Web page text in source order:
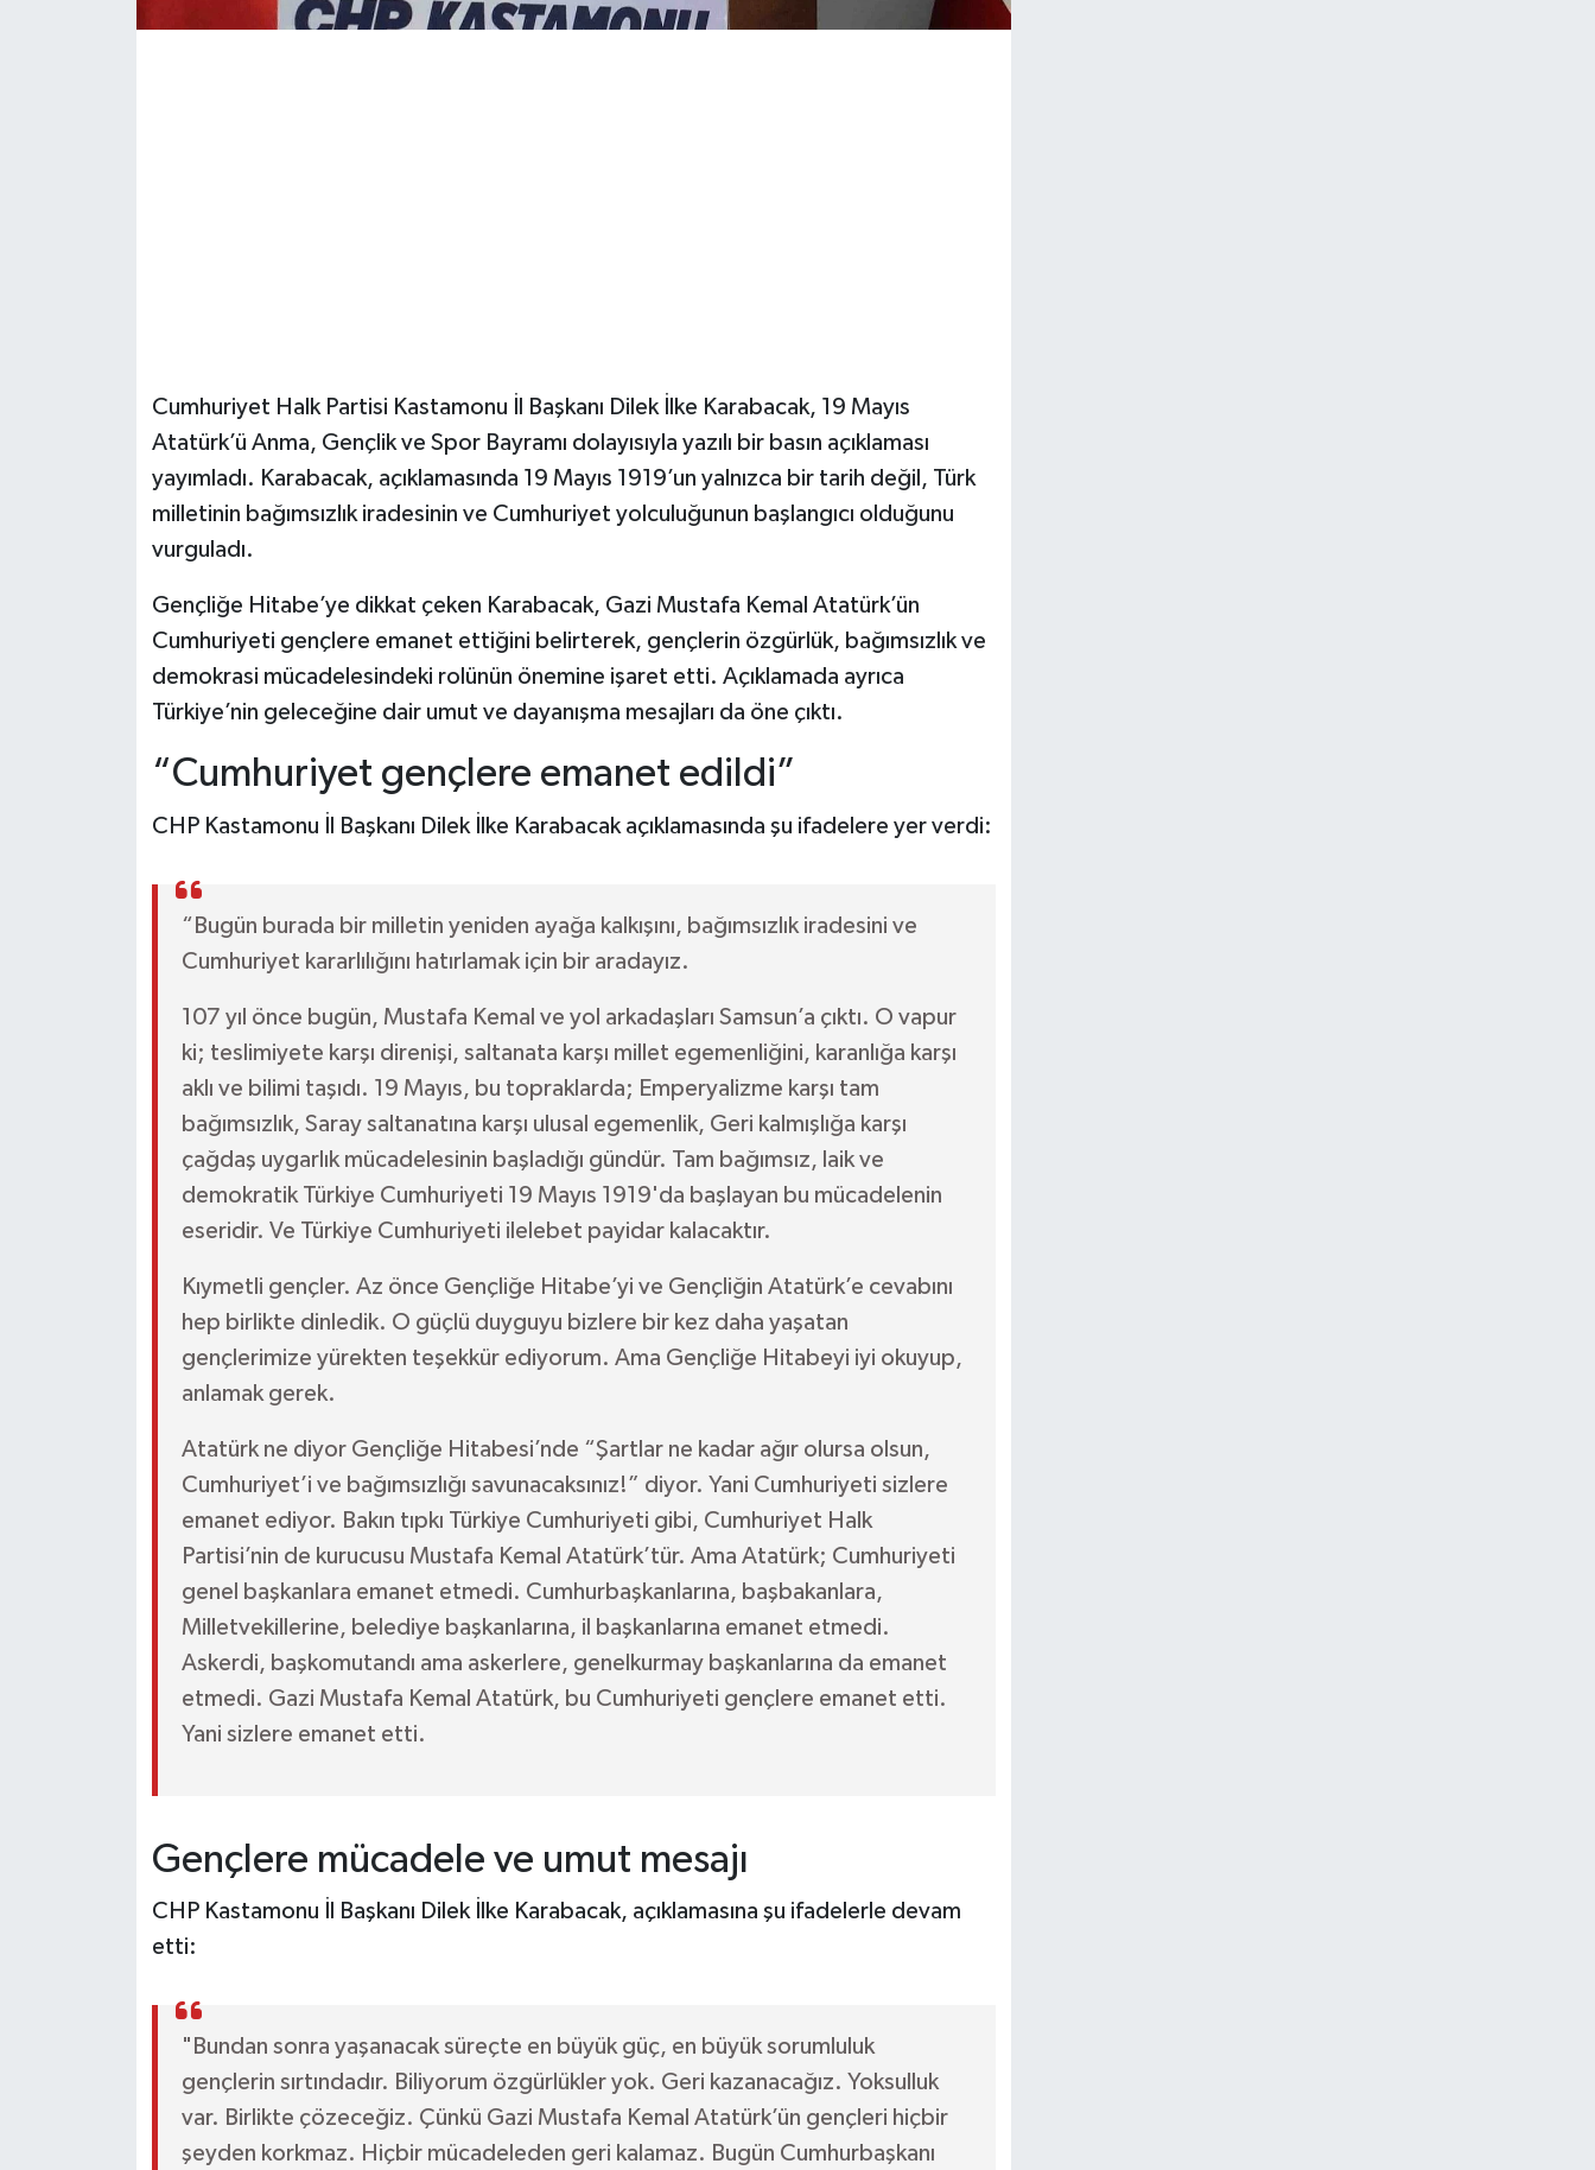
Cumhuriyet Halk Partisi Kastamonu İl Başkanı Dilek İlke Karabacak, 19 Mayıs
Atatürk’ü Anma, Gençlik ve Spor Bayramı dolayısıyla yazılı bir basın açıklaması
yayımladı. Karabacak, açıklamasında 19 Mayıs 1919’un yalnızca bir tarih değil, Türk
milletinin bağımsızlık iradesinin ve Cumhuriyet yolculuğunun başlangıcı olduğunu
vurguladı.
Gençliğe Hitabe’ye dikkat çeken Karabacak, Gazi Mustafa Kemal Atatürk’ün
Cumhuriyeti gençlere emanet ettiğini belirterek, gençlerin özgürlük, bağımsızlık ve
demokrasi mücadelesindeki rolünün önemine işaret etti. Açıklamada ayrıca
Türkiye’nin geleceğine dair umut ve dayanışma mesajları da öne çıktı.
“Cumhuriyet gençlere emanet edildi”
CHP Kastamonu İl Başkanı Dilek İlke Karabacak açıklamasında şu ifadelere yer verdi:
“Bugün burada bir milletin yeniden ayağa kalkışını, bağımsızlık iradesini ve
Cumhuriyet kararlılığını hatırlamak için bir aradayız.
107 yıl önce bugün, Mustafa Kemal ve yol arkadaşları Samsun’a çıktı. O vapur
ki; teslimiyete karşı direnişi, saltanata karşı millet egemenliğini, karanlığa karşı
aklı ve bilimi taşıdı. 19 Mayıs, bu topraklarda; Emperyalizme karşı tam
bağımsızlık, Saray saltanatına karşı ulusal egemenlik, Geri kalmışlığa karşı
çağdaş uygarlık mücadelesinin başladığı gündür. Tam bağımsız, laik ve
demokratik Türkiye Cumhuriyeti 19 Mayıs 1919'da başlayan bu mücadelenin
eseridir. Ve Türkiye Cumhuriyeti ilelebet payidar kalacaktır.
Kıymetli gençler. Az önce Gençliğe Hitabe’yi ve Gençliğin Atatürk’e cevabını
hep birlikte dinledik. O güçlü duyguyu bizlere bir kez daha yaşatan
gençlerimize yürekten teşekkür ediyorum. Ama Gençliğe Hitabeyi iyi okuyup,
anlamak gerek.
Atatürk ne diyor Gençliğe Hitabesi’nde “Şartlar ne kadar ağır olursa olsun,
Cumhuriyet’i ve bağımsızlığı savunacaksınız!” diyor. Yani Cumhuriyeti sizlere
emanet ediyor. Bakın tıpkı Türkiye Cumhuriyeti gibi, Cumhuriyet Halk
Partisi’nin de kurucusu Mustafa Kemal Atatürk’tür. Ama Atatürk; Cumhuriyeti
genel başkanlara emanet etmedi. Cumhurbaşkanlarına, başbakanlara,
Milletvekillerine, belediye başkanlarına, il başkanlarına emanet etmedi.
Askerdi, başkomutandı ama askerlere, genelkurmay başkanlarına da emanet
etmedi. Gazi Mustafa Kemal Atatürk, bu Cumhuriyeti gençlere emanet etti.
Yani sizlere emanet etti.
Gençlere mücadele ve umut mesajı
CHP Kastamonu İl Başkanı Dilek İlke Karabacak, açıklamasına şu ifadelerle devam
etti:
"Bundan sonra yaşanacak süreçte en büyük güç, en büyük sorumluluk
gençlerin sırtındadır. Biliyorum özgürlükler yok. Geri kazanacağız. Yoksulluk
var. Birlikte çözeceğiz. Çünkü Gazi Mustafa Kemal Atatürk’ün gençleri hiçbir
şeyden korkmaz. Hiçbir mücadeleden geri kalamaz. Bugün Cumhurbaşkanı
Teknoloji Haberleri
Siyaset Haberleri
Dünya Haberleri
Yerel Haberler